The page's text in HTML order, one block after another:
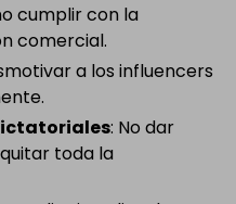
cumplir con la
comercial.
a los influencers
: No dar
toda la